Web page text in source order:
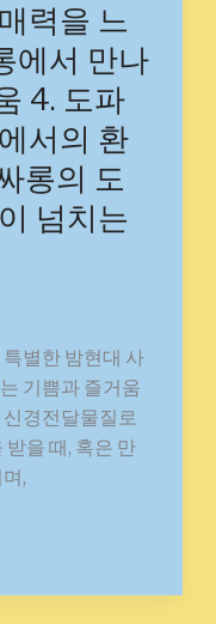
력을 느
에서 만나
4. 도파
서의 환
롱의 도
넘치는
별한 밤현대 사
기쁨과 즐거움
경전달물질로
을 때, 혹은 만
,